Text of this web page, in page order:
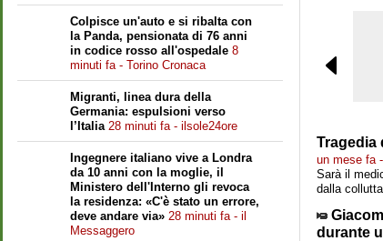
Colpisce un'auto e si ribalta con
la Panda, pensionata di 76 anni
in codice rosso all'ospedale 8
minuti fa - Torino Cronaca
Migranti, linea dura della
Germania: espulsioni verso
l’Italia 28 minuti fa - ilsole24ore
Ingegnere italiano vive a Londra
da 10 anni con la moglie, il
Ministero dell'Interno gli revoca
la residenza: «C'è stato un errore,
deve andare via» 28 minuti fa - il
Messaggero
Tragedia
un mese fa
Sarà il
dalla
durante